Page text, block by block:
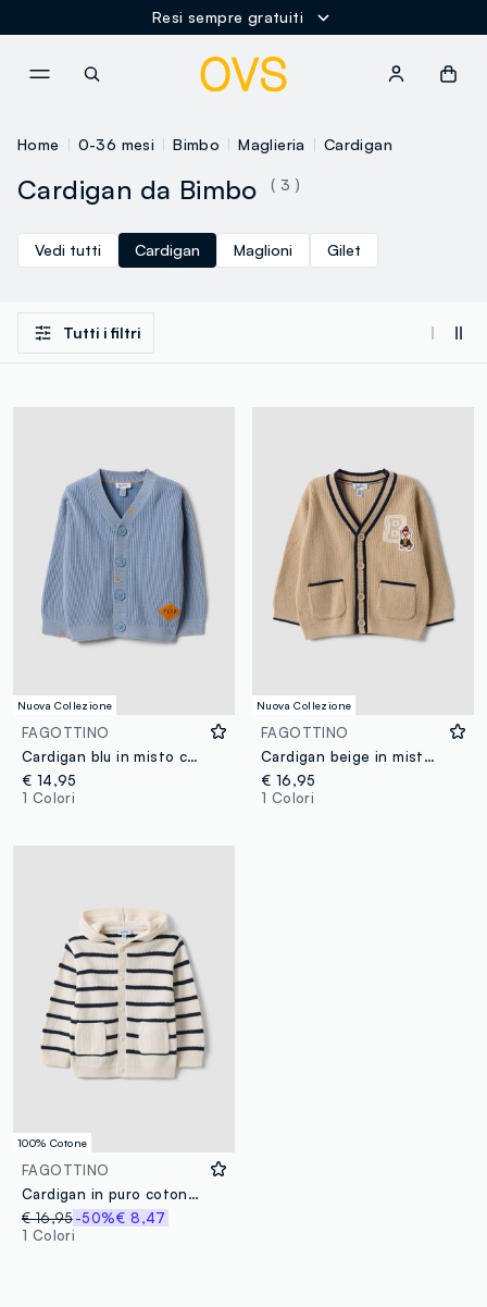
Resi sempre gratuiti
Home 0-36 mesi Bimbo Maglieria Cardigan
Cardigan da Bimbo ( 3 )
Vedi tutti Cardigan Maglioni Gilet
Tutti i filtri
Nuova Collezione
FAGOTTINO
Cardigan blu in misto cotone con scollo a V over fit per bimbo
€ 14,95
1 Colori
Nuova Collezione
FAGOTTINO
Cardigan beige in misto cotone con scollo a V per bimbo
€ 16,95
1 Colori
100% Cotone
FAGOTTINO
Cardigan in puro cotone a righe multicolor da bimbo con cappuccio
€ 16,95-50%€ 8,47
1 Colori